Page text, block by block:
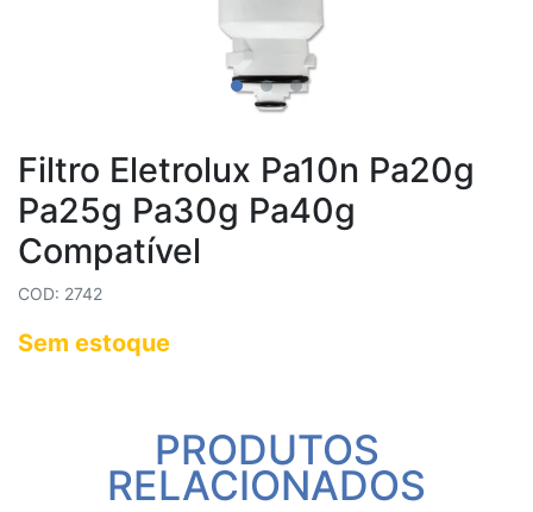
Filtro Eletrolux Pa10n Pa20g
Pa25g Pa30g Pa40g
Compatível
COD: 2742
Sem estoque
PRODUTOS
RELACIONADOS